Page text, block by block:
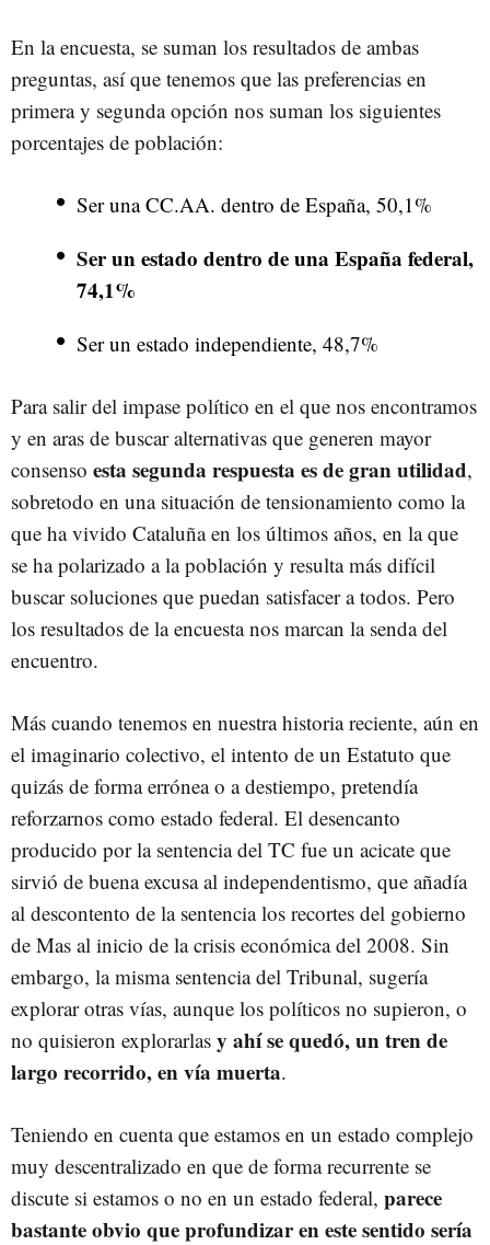
En la encuesta, se suman los resultados de ambas
preguntas, así que tenemos que las preferencias en
primera y segunda opción nos suman los siguientes
porcentajes de población:
Ser una CC.AA. dentro de España, 50,1%
Ser un estado dentro de una España federal,
74,1%
Ser un estado independiente, 48,7%
Para salir del impase político en el que nos encontramos
y en aras de buscar alternativas que generen mayor
consenso esta segunda respuesta es de gran utilidad,
sobretodo en una situación de tensionamiento como la
que ha vivido Cataluña en los últimos años, en la que
se ha polarizado a la población y resulta más difícil
buscar soluciones que puedan satisfacer a todos. Pero
los resultados de la encuesta nos marcan la senda del
encuentro.
Más cuando tenemos en nuestra historia reciente, aún en
el imaginario colectivo, el intento de un Estatuto que
quizás de forma errónea o a destiempo, pretendía
reforzarnos como estado federal. El desencanto
producido por la sentencia del TC fue un acicate que
sirvió de buena excusa al independentismo, que añadía
al descontento de la sentencia los recortes del gobierno
de Mas al inicio de la crisis económica del 2008. Sin
embargo, la misma sentencia del Tribunal, sugería
explorar otras vías, aunque los políticos no supieron, o
no quisieron explorarlas y ahí se quedó, un tren de
largo recorrido, en vía muerta.
Teniendo en cuenta que estamos en un estado complejo
muy descentralizado en que de forma recurrente se
discute si estamos o no en un estado federal, parece
bastante obvio que profundizar en este sentido sería